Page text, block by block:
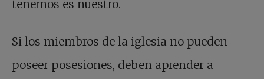
tenemos es nuestro.
Si los miembros de la iglesia no pueden
poseer posesiones, deben aprender a